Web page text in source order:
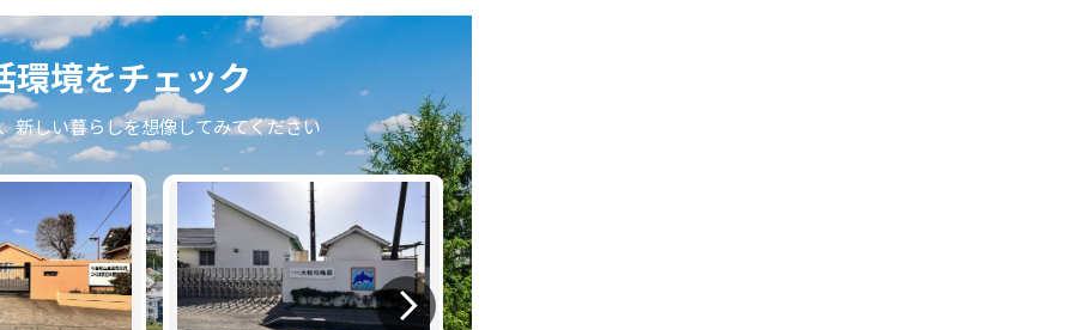
環境をチェック
新しい暮らしを想像してみてください